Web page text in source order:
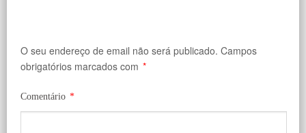
O seu endereço de email não será publicado. Campos
obrigatórios marcados com *
Comentário *